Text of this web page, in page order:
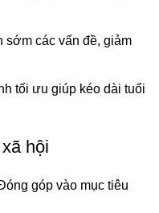
sớm các vấn đề, giảm
tối ưu giúp kéo dài tuổi
hội
góp vào mục tiêu